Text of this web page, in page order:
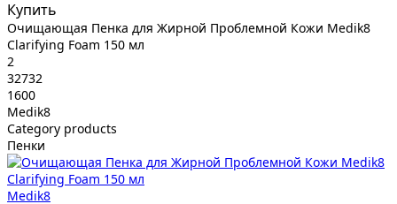
Купить
Очищающая Пенка для Жирной Проблемной Кожи Medik8
Clarifying Foam 150 мл
2
32732
1600
Medik8
Category products
Пенки
Medik8